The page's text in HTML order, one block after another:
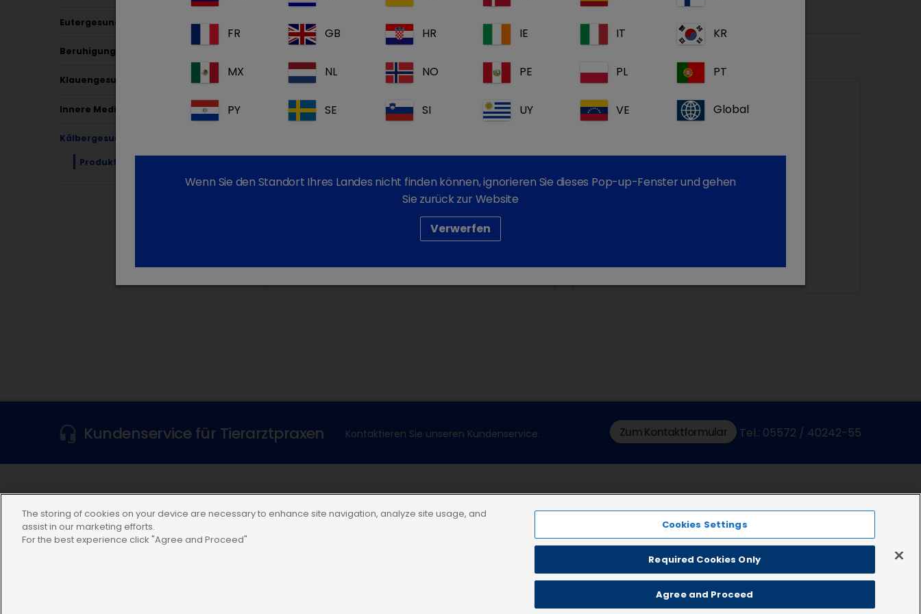
Eutergesundheit
Beruhigung & Schmerz
Klauengesundheit
Innere Medizin
Kälbergesundheit
Produkte
(2 Produkte)
Floracid Novo
Floracid Novo
Kundenservice für Tierarztpraxen Kontaktieren Sie unseren Kundenservice. Zum Kontaktformular Tel.: 05572 / 40242-55
FR GB HR IE IT KR
MX NL NO PE PL PT
PY SE SI UY VE Global
Wenn Sie den Standort Ihres Landes nicht finden können, ignorieren Sie dieses Pop-up-Fenster und gehen
Sie zurück zur Website
Verwerfen
The storing of cookies on your device are necessary to enhance site navigation, analyze site usage, and
assist in our marketing efforts.
For the best experience click "Agree and Proceed"
Cookies Settings
Required Cookies Only
Agree and Proceed